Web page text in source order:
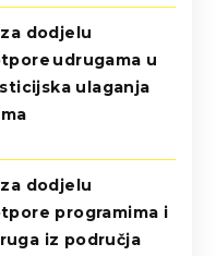
dodjelu
udrugama u
ulaganja
dodjelu
programima i
iz područja